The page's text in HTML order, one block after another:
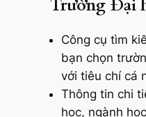
Trường Đại
Công cụ tìm
bạn chọn
với tiêu chí cá
Thông tin chi
học, ngành